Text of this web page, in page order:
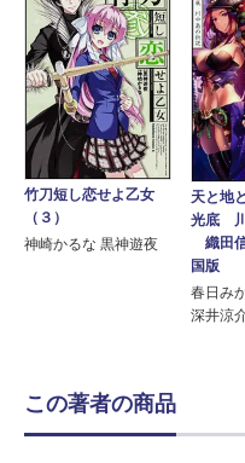
竹刀短し恋せよ乙女
（３）
神崎かるな 黒神遊夜
天と地
光底
織田
国版
春日み
深井涼
この著者の商品